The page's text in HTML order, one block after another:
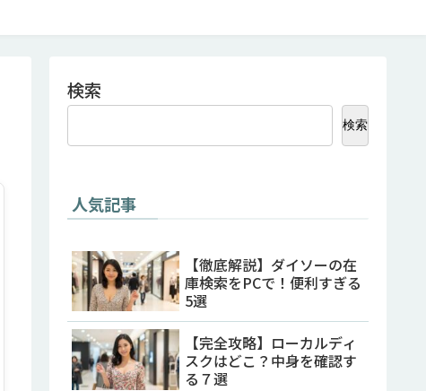
検索
検索
人気記事
【徹底解説】ダイソーの在
庫検索をPCで！便利すぎる
5選
【完全攻略】ローカルディ
スクはどこ？中身を確認す
る７選